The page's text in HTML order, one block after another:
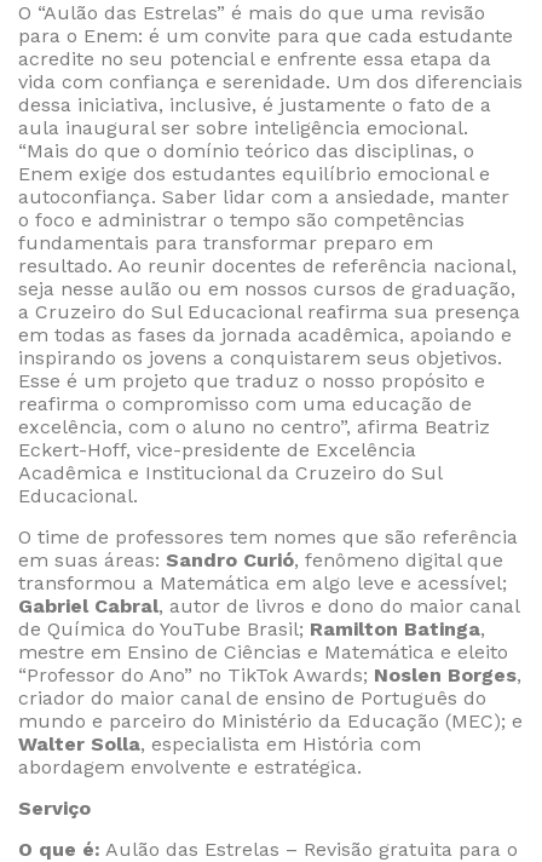
O “Aulão das Estrelas” é mais do que uma revisão
para o Enem: é um convite para que cada estudante
acredite no seu potencial e enfrente essa etapa da
vida com confiança e serenidade. Um dos diferenciais
dessa iniciativa, inclusive, é justamente o fato de a
aula inaugural ser sobre inteligência emocional.
“Mais do que o domínio teórico das disciplinas, o
Enem exige dos estudantes equilíbrio emocional e
autoconfiança. Saber lidar com a ansiedade, manter
o foco e administrar o tempo são competências
fundamentais para transformar preparo em
resultado. Ao reunir docentes de referência nacional,
seja nesse aulão ou em nossos cursos de graduação,
a Cruzeiro do Sul Educacional reafirma sua presença
em todas as fases da jornada acadêmica, apoiando e
inspirando os jovens a conquistarem seus objetivos.
Esse é um projeto que traduz o nosso propósito e
reafirma o compromisso com uma educação de
excelência, com o aluno no centro”, afirma Beatriz
Eckert-Hoff, vice-presidente de Excelência
Acadêmica e Institucional da Cruzeiro do Sul
Educacional.
O time de professores tem nomes que são referência
em suas áreas: Sandro Curió, fenômeno digital que
transformou a Matemática em algo leve e acessível;
Gabriel Cabral, autor de livros e dono do maior canal
de Química do YouTube Brasil; Ramilton Batinga,
mestre em Ensino de Ciências e Matemática e eleito
“Professor do Ano” no TikTok Awards; Noslen Borges,
criador do maior canal de ensino de Português do
mundo e parceiro do Ministério da Educação (MEC); e
Walter Solla, especialista em História com
abordagem envolvente e estratégica.
Serviço
O que é: Aulão das Estrelas – Revisão gratuita para o